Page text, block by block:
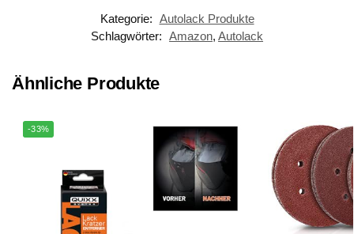
Kategorie: Autolack Produkte
Schlagwörter: Amazon, Autolack
Ähnliche Produkte
-33%